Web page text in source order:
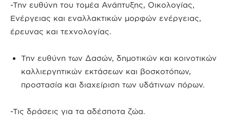
-Την ευθύνη του τομέα Ανάπτυξης, Οικολογίας,
Ενέργειας και εναλλακτικών μορφών ενέργειας,
έρευνας και τεχνολογίας.
Την ευθύνη των Δασών, δημοτικών και κοινοτικών
καλλιεργητικών εκτάσεων και βοσκοτόπων,
προστασία και διαχείριση των υδάτινων πόρων.
-Τις δράσεις για τα αδέσποτα ζώα.